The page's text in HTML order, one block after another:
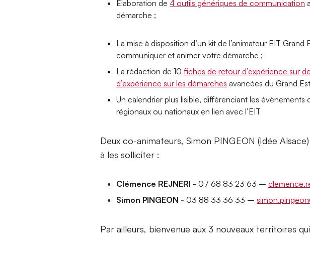
Élaboration de 4 outils génériques de communication
démarche ;
La mise à disposition d’un kit de l’animateur EIT
communiquer et animer votre démarche ;
La rédaction de 10 fiches de retour d’expérience sur
d’expérience sur les démarches avancées du Grand
Un calendrier plus lisible, différenciant les
régionaux ou nationaux en lien avec l’EIT
Deux co-animateurs, Simon PINGEON (Idée
à les solliciter :
Clémence REJNERI - 07 68 83 23 63 –
Simon PINGEON - 03 88 33 36 33 –
Par ailleurs, bienvenue aux 3 nouveaux territoires